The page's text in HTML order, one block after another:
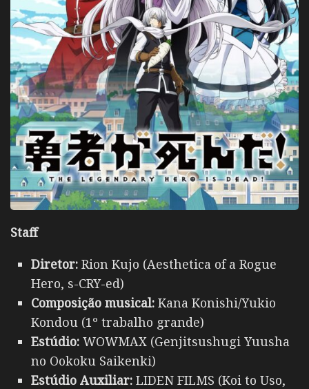
Staff
Diretor: Rion Kujo (Aesthetica of a Rogue
Hero, s-CRY-ed)
Composição musical: Kana Konishi/Yukio
Kondоu (1º trabalho grande)
Estúdio: WOWMAX (Genjitsushugi Yuusha
no Ookoku Saikenki)
Estúdio Auxiliar: LIDEN FILMS (Koi to Uso,